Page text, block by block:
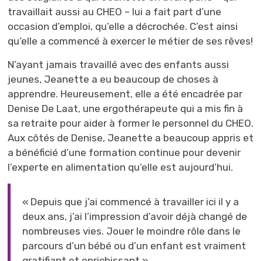
travaillait aussi au CHEO – lui a fait part d’une
occasion d’emploi, qu’elle a décrochée. C’est ainsi
qu’elle a commencé à exercer le métier de ses rêves!
N’ayant jamais travaillé avec des enfants aussi
jeunes, Jeanette a eu beaucoup de choses à
apprendre. Heureusement, elle a été encadrée par
Denise De Laat, une ergothérapeute qui a mis fin à
sa retraite pour aider à former le personnel du CHEO.
Aux côtés de Denise, Jeanette a beaucoup appris et
a bénéficié d’une formation continue pour devenir
l’experte en alimentation qu’elle est aujourd’hui.
« Depuis que j’ai commencé à travailler ici il y a
deux ans, j’ai l’impression d’avoir déjà changé de
nombreuses vies. Jouer le moindre rôle dans le
parcours d’un bébé ou d’un enfant est vraiment